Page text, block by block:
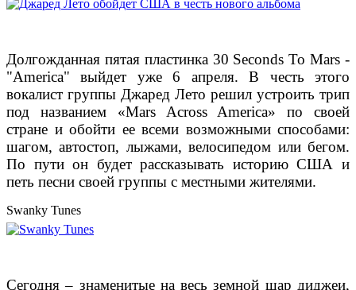
Долгожданная пятая пластинка 30 Seconds To Mars -
"America" выйдет уже 6 апреля. В честь этого
вокалист группы Джаред Лето решил устроить трип
под названием «Mars Across America» по своей
стране и обойти ее всеми возможными способами:
шагом, автостоп, лыжами, велосипедом или бегом.
По пути он будет рассказывать историю США и
петь песни своей группы с местными жителями.
Swanky Tunes
Сегодня – знаменитые на весь земной шар диджеи,